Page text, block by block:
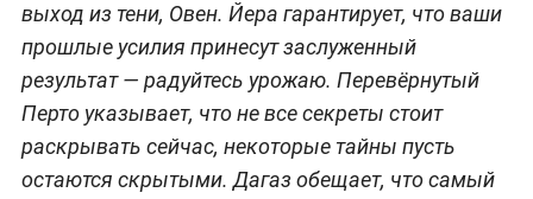
выход из тени, Овен. Йера гарантирует, что ваши
прошлые усилия принесут заслуженный
результат — радуйтесь урожаю. Перевёрнутый
Перто указывает, что не все секреты стоит
раскрывать сейчас, некоторые тайны пусть
остаются скрытыми. Дагаз обещает, что самый